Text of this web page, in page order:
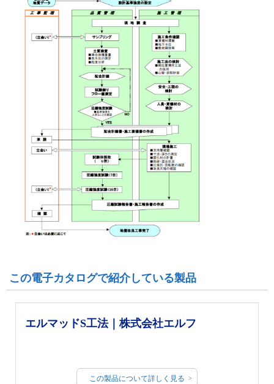
この電子カタログで紹介している製品
エルマッドS工法｜株式会社エルフ
この製品について詳しく見る